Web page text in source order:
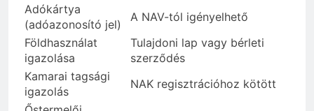
Adókártya
(adóazonosító jel)
A NAV-tól igényelhető
Földhasználat
igazolása
Tulajdoni lap vagy bérleti
szerződés
Kamarai tagsági
igazolás
NAK regisztrációhoz kötött